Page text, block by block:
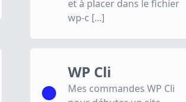
et à placer dans le fichier
wp-c [...]
WP Cli
Mes commandes WP Cli